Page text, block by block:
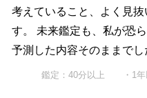
考えていること、よく見
す。 未来鑑定も、私が恐
予測した内容そのままでし
鑑定：40分以上 ・1年